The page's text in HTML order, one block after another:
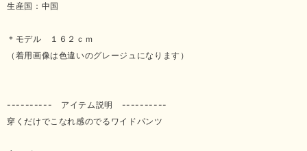
生産国：中国
＊モデル １６２ｃｍ
（着用画像は色違いのグレージュになります）
---------- アイテム説明 ----------
穿くだけでこなれ感のでるワイドパンツ